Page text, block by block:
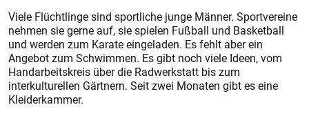
Viele Flüchtlinge sind sportliche junge Männer. Sportvereine
nehmen sie gerne auf, sie spielen Fußball und Basketball
und werden zum Karate eingeladen. Es fehlt aber ein
Angebot zum Schwimmen. Es gibt noch viele Ideen, vom
Handarbeitskreis über die Radwerkstatt bis zum
interkulturellen Gärtnern. Seit zwei Monaten gibt es eine
Kleiderkammer.